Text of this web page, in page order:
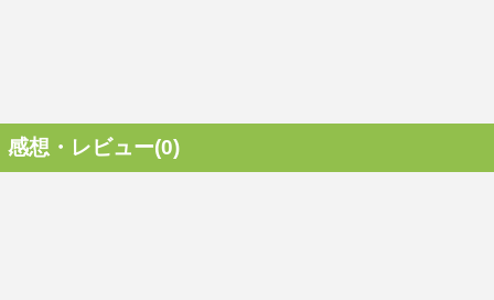
感想・レビュー(0)